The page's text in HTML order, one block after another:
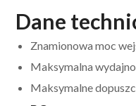
Dane
Znamionowa moc
Maksymalna
Maksymalne